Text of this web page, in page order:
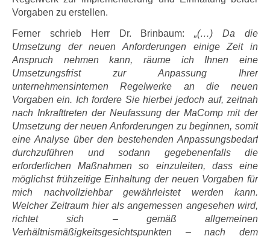
Vorgaben zu erstellen.
Ferner schrieb Herr Dr. Brinbaum:„(…) Da die
Umsetzung der neuen Anforderungen einige Zeit in
Anspruch nehmen kann, räume ich Ihnen eine
Umsetzungsfrist zur Anpassung Ihrer
unternehmensinternen Regelwerke an die neuen
Vorgaben ein. Ich fordere Sie hierbei jedoch auf, zeitnah
nach Inkrafttreten der Neufassung der MaComp mit der
Umsetzung der neuen Anforderungen zu beginnen, somit
eine Analyse über den bestehenden Anpassungsbedarf
durchzuführen und sodann gegebenenfalls die
erforderlichen Maßnahmen so einzuleiten, dass eine
möglichst frühzeitige Einhaltung der neuen Vorgaben für
mich nachvollziehbar gewährleistet werden kann.
Welcher Zeitraum hier als angemessen angesehen wird,
richtet sich – gemäß allgemeinen
Verhältnismäßigkeitsgesichtspunkten – nach dem